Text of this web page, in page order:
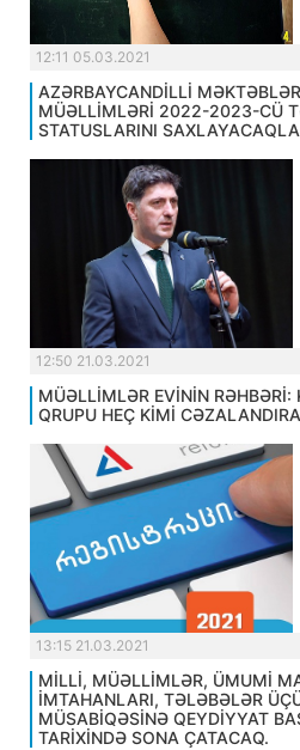
12:11 05.03.2021
AZƏRBAYCANDİLLİ
MÜƏLLİMLƏRİ 2022-2023-CÜ
STATUSLARINI
12:50 21.03.2021
MÜƏLLİMLƏR EVİNİN RƏHBƏRİ:
QRUPU HEÇ KİMİ
13:15 21.03.2021
MİLLİ, MÜƏLLİMLƏR, ÜMUMİ
İMTAHANLARI, TƏLƏBƏLƏR
MÜSABİQƏSİNƏ QEYDİYYAT
TARİXİNDƏ SONA ÇATACAQ.